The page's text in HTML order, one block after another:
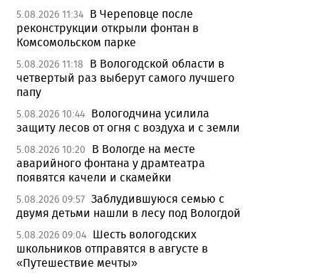
5.08.2026 11:34 В Череповце после
реконструкции открыли фонтан в
Комсомольском парке
5.08.2026 11:18
В Вологодской области в
четвертый раз выберут самого лучшего
папу
5.08.2026 10:44 Вологодчина усилила
защиту лесов от огня с воздуха и с земли
5.08.2026 10:20
В Вологде на месте
аварийного фонтана у драмтеатра
появятся качели и скамейки
5.08.2026 09:57 Заблудившуюся семью с
двумя детьми нашли в лесу под Вологдой
5.08.2026 09:04 Шесть вологодских
школьников отправятся в августе в
«Путешествие мечты»